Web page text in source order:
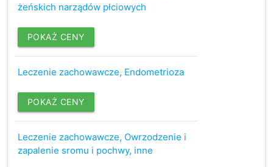
żeńskich narządów płciowych
POKAŻ CENY
Leczenie zachowawcze, Endometrioza
POKAŻ CENY
Leczenie zachowawcze, Owrzodzenie i
zapalenie sromu i pochwy, inne